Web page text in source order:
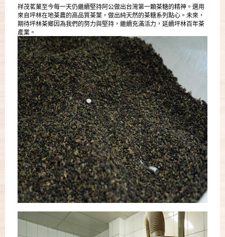
祥茂茗菓至今每一天仍繼續堅持阿公做出台灣第一顆茶糖的精神。選用
來自坪林在地茶農的高品質茶葉，做出純天然的茶糖系列點心。未來，
期待坪林茶鄉因為我們的努力與堅持，繼續充滿活力，延續坪林百年茶
產業。